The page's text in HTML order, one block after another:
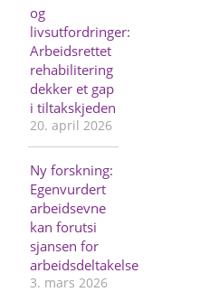
og
livsutfordringer:
Arbeidsrettet
rehabilitering
dekker et gap
i tiltakskjeden
20. april 2026
Ny forskning:
Egenvurdert
arbeidsevne
kan forutsi
sjansen for
arbeidsdeltakelse
3. mars 2026